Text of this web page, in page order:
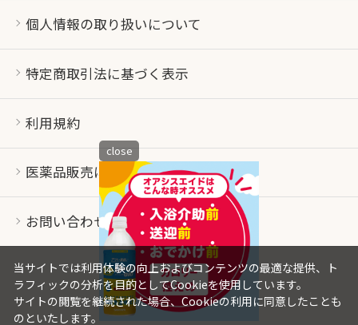
個人情報の取り扱いについて
特定商取引法に基づく表示
利用規約
医薬品販売について
お問い合わせ
当サイトでは利用体験の向上およびコンテンツの最適な提供、ト
ラフィックの分析を目的としてCookieを使用しています。
サイトの閲覧を継続された場合、Cookieの利用に同意したことも
のといたします。
close